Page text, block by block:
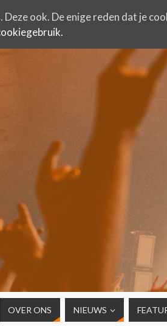
OVER ONS NIEUWS
ook. De enige reden dat je